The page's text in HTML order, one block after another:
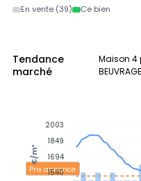
En vente (39) Ce bien
Tendance
marché
Maison 4
Prix annonce
2003
1849
1694
1540
€/m²